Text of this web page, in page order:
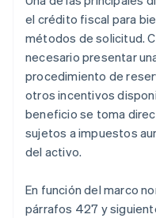
el crédito fiscal para
métodos de solicitud.
necesario presentar
procedimiento de
otros incentivos
beneficio se toma
sujetos a impuestos
del activo.
En función del marco
párrafos 427 y